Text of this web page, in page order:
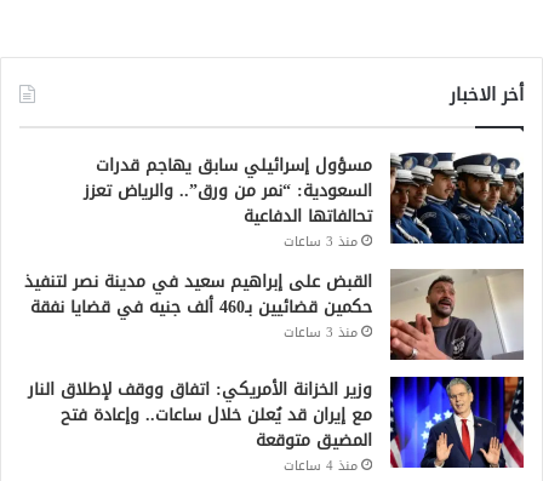
أخر الاخبار
مسؤول إسرائيلي سابق يهاجم قدرات
السعودية: “نمر من ورق”.. والرياض تعزز
تحالفاتها الدفاعية
منذ 3 ساعات
القبض على إبراهيم سعيد في مدينة نصر لتنفيذ
حكمين قضائيين بـ460 ألف جنيه في قضايا نفقة
منذ 3 ساعات
وزير الخزانة الأمريكي: اتفاق ووقف لإطلاق النار
مع إيران قد يُعلن خلال ساعات.. وإعادة فتح
المضيق متوقعة
منذ 4 ساعات